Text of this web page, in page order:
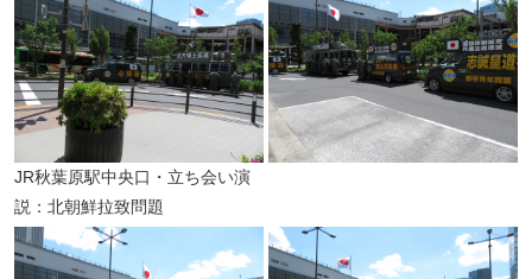
JR秋葉原駅中央口・立ち会い演
説：北朝鮮拉致問題